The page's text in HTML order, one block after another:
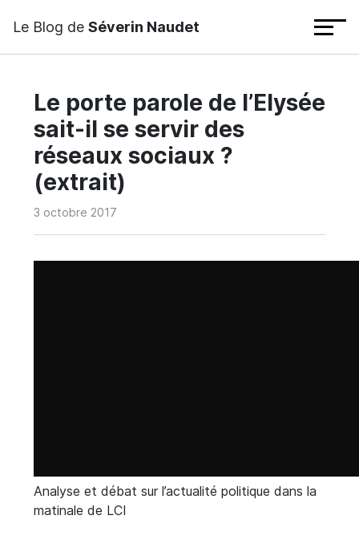
Le Blog de Séverin Naudet
Le porte parole de l’Elysée
sait-il se servir des
réseaux sociaux ?
(extrait)
3 octobre 2017
Analyse et débat sur l’actualité politique dans la
matinale de LCI